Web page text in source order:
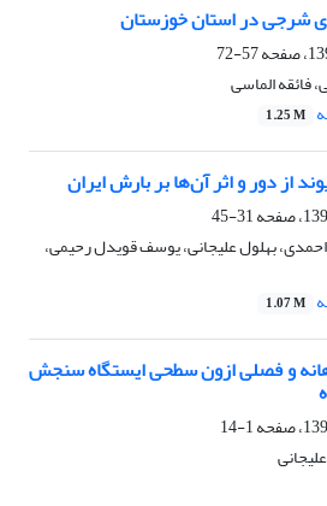
شرجی در استان خوزستان
57-72
فائقه الماسی
1.25 M
از دور و اثر آن‌ها بر بارش ایران
31-45
بهلول علیجانی، یوسف قویدل رحیمی،
1.07 M
و فصلی ازون سطحی ایستگاه سنجش
1-14